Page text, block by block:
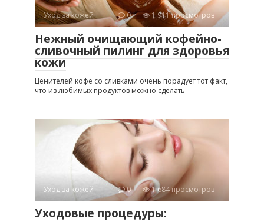
Уход за кожей 0 1 911 просмотров
Нежный очищающий кофейно-
сливочный пилинг для здоровья
кожи
Ценителей кофе со сливками очень порадует тот факт,
что из любимых продуктов можно сделать
Уход за кожей 0 1 684 просмотров
Уходовые процедуры: